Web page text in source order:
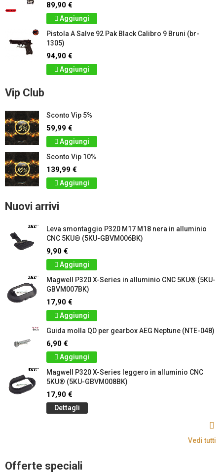
89,90 €
Aggiungi
Pistola A Salve 92 Pak Black Calibro 9 Bruni (br-
1305)
94,90 €
Aggiungi
Vip Club
Sconto Vip 5%
59,99 €
Aggiungi
Sconto Vip 10%
139,99 €
Aggiungi
Nuovi arrivi
Leva smontaggio P320 M17 M18 nera in alluminio
CNC 5KU® (5KU-GBVM006BK)
9,90 €
Aggiungi
Magwell P320 X-Series in alluminio CNC 5KU® (5KU-
GBVM007BK)
17,90 €
Aggiungi
Guida molla QD per gearbox AEG Neptune (NTE-048)
6,90 €
Aggiungi
Magwell P320 X-Series leggero in alluminio CNC
5KU® (5KU-GBVM008BK)
17,90 €
Dettagli
Vedi tutti
Offerte speciali